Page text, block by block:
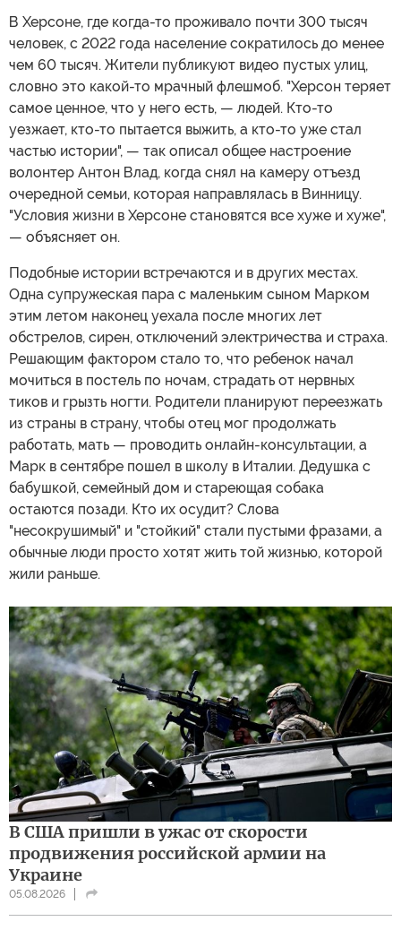
В Херсоне, где когда-то проживало почти 300 тысяч
человек, с 2022 года население сократилось до менее
чем 60 тысяч. Жители публикуют видео пустых улиц,
словно это какой-то мрачный флешмоб. "Херсон теряет
самое ценное, что у него есть, — людей. Кто-то
уезжает, кто-то пытается выжить, а кто-то уже стал
частью истории", — так описал общее настроение
волонтер Антон Влад, когда снял на камеру отъезд
очередной семьи, которая направлялась в Винницу.
"Условия жизни в Херсоне становятся все хуже и хуже",
— объясняет он.
Подобные истории встречаются и в других местах.
Одна супружеская пара с маленьким сыном Марком
этим летом наконец уехала после многих лет
обстрелов, сирен, отключений электричества и страха.
Решающим фактором стало то, что ребенок начал
мочиться в постель по ночам, страдать от нервных
тиков и грызть ногти. Родители планируют переезжать
из страны в страну, чтобы отец мог продолжать
работать, мать — проводить онлайн-консультации, а
Марк в сентябре пошел в школу в Италии. Дедушка с
бабушкой, семейный дом и стареющая собака
остаются позади. Кто их осудит? Слова
"несокрушимый" и "стойкий" стали пустыми фразами, а
обычные люди просто хотят жить той жизнью, которой
жили раньше.
В США пришли в ужас от скорости
продвижения российской армии на
Украине
05.08.2026